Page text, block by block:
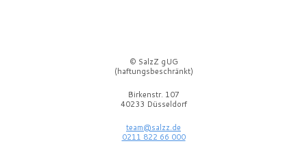
© SalzZ gUG
(haftungsbeschränkt)
Birkenstr. 107
40233 Düsseldorf
team@salzz.de
0211 822 66 000